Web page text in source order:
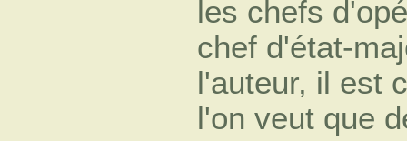
les chefs
chef d'état-
l'auteur, il est
l'on veut que